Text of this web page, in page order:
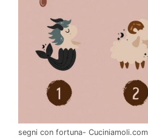
segni con fortuna- Cuciniamoli.com